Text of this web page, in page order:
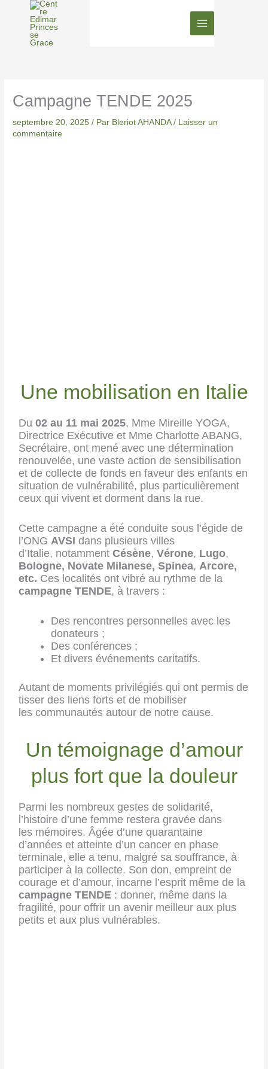
Campagne TENDE 2025
septembre 20, 2025/ Par Bleriot AHANDA/ Laisser un
commentaire
Une mobilisation en Italie
Du02 au 11 mai 2025, Mme Mireille YOGA,
Directrice Exécutive et Mme Charlotte ABANG,
Secrétaire, ont mené avec une détermination
renouvelée, une vaste action de sensibilisation
et de collecte de fonds en faveur des enfants en
situation de vulnérabilité, plus particulièrement
ceux qui vivent et dorment dans la rue.
Cette campagne a été conduite sous l’égide de
l’ONGAVSI dans plusieurs villes
d’Italie, notammentCésène,Vérone, Lugo,
Bologne, Novate Milanese, Spinea,Arcore,
etc. Ces localités ont vibré au rythme de la
campagne TENDE, à travers :
Des rencontres personnelles avec les
donateurs ;
Des conférences ;
Et divers événements caritatifs.
Autant de moments privilégiés qui ont permis de
tisser des liens forts et de mobiliser
lescommunautés autour de notre cause.
Un témoignage d’amour
plus fort que la douleur
Parmi les nombreux gestes de solidarité,
l’histoire d’une femme restera gravée dans
les mémoires. Âgée d’une quarantaine
d’années et atteinte d’un cancer en phase
terminale,elle a tenu, malgré sa souffrance, à
participer à la collecte. Son don, empreint de
courageet d’amour, incarne l’esprit même de la
campagne TENDE : donner, même dans la
fragilité, pour offrir un avenir meilleur aux plus
petits et aux plus vulnérables.